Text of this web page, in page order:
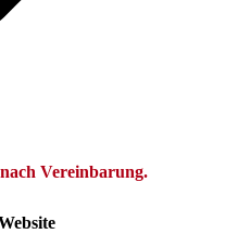
nach Vereinbarung.